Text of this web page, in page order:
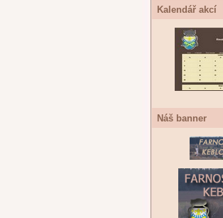
Kalendář akcí
Náš banner